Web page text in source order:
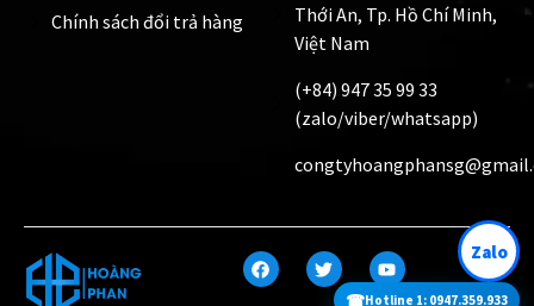
Chính sách đổi trả hàng
Thới An, Tp. Hồ Chí Minh,
Việt Nam
(+84) 947 35 99 33
(zalo/viber/whatsapp)
Zalo
☎Hotline 1: 0947.359.933